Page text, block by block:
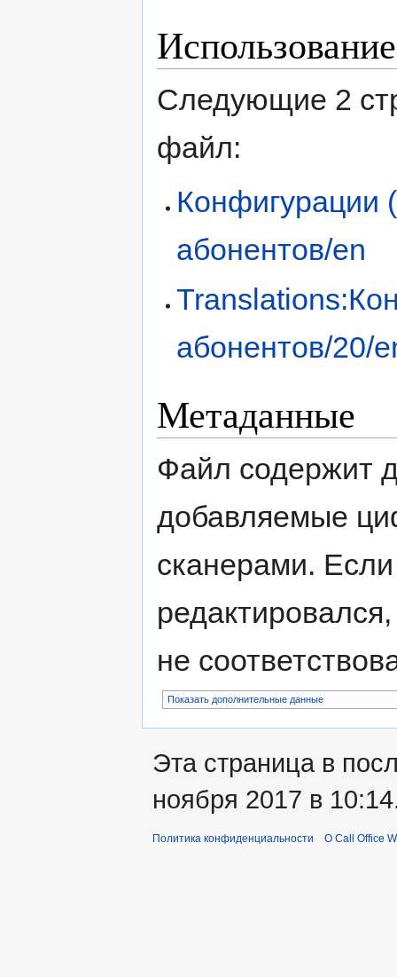
Следующие 2
файл:
Конфигурации
абонентов/en
абонентов/20/
Метаданные
Файл содержит
добавляемые
сканерами.
не
Показать дополнительные данные
Эта страница в
ноября 2017 в
Политика конфиденциальности О Call Office